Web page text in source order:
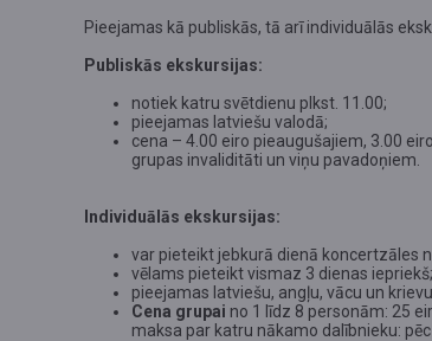
Pieejamas kā publiskās, tā arī individuālās
Publiskās ekskursijas:
notiek katru svētdienu plkst. 11.00;
pieejamas latviešu valodā;
cena – 4.00 eiro pieaugušajiem, 3.00
grupas invaliditāti un viņu pavadoņiem.
Individuālās ekskursijas:
var pieteikt jebkurā dienā koncertzāles
vēlams pieteikt vismaz 3 dienas iepriekš;
pieejamas latviešu, angļu, vācu un
Cena grupai no 1 līdz 8 personām: 25
maksa par katru nākamo dalībnieku: